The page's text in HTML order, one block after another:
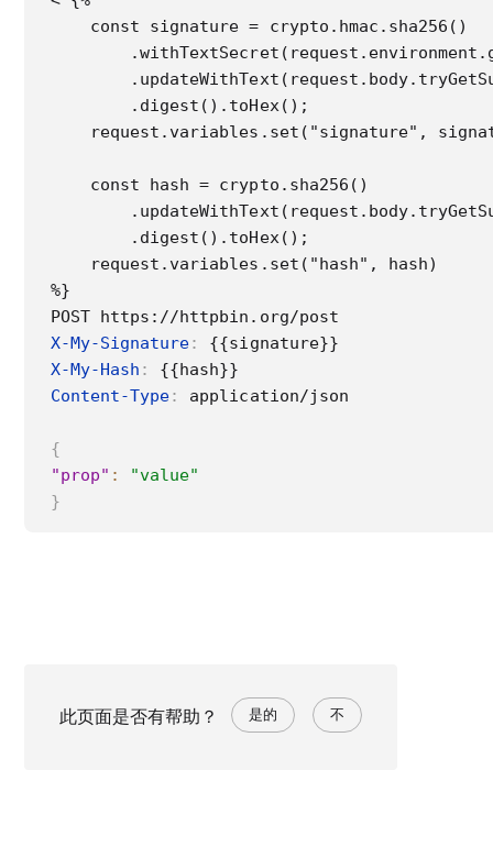
    const signature = crypto.hmac.sha256()
        .digest().toHex();
request.variables.set("signature",
    const hash = crypto.sha256()
        .digest().toHex();
    request.variables.set("hash", hash)
%}
X-My-Signature:
{{signature}}
X-My-Hash :
{{hash}}
Content-Type: application/json
{
"prop" :
"value"
}
此页面是否有帮助？ 是的 不